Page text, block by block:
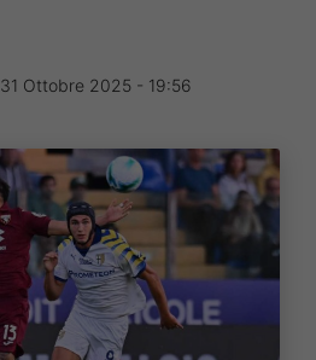
31 Ottobre 2025 - 19:56